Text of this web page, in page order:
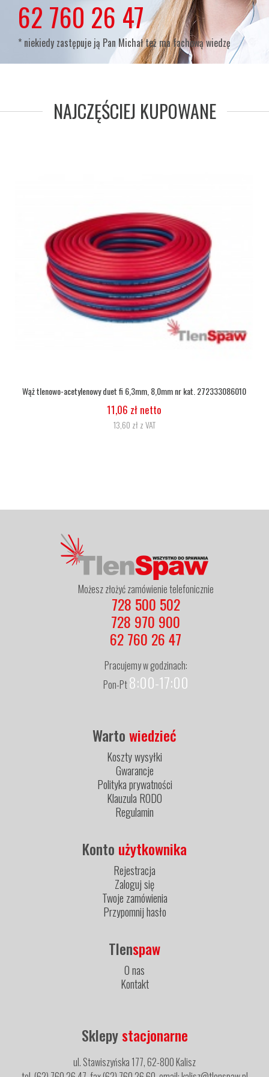
lub
62 760 26 47
* niekiedy zastępuje ją Pan Michał też ma fachową wiedzę
NAJCZĘŚCIEJ KUPOWANE
Wąż tlenowy fi 6,3
5,07 zł netto
6,24 zł z VAT
Możesz złożyć zamówienie telefonicznie
728 500 502
728 970 900
62 760 26 47
Pracujemy w godzinach:
Pon-Pt8:00-17:00
Wartowiedzieć
Koszty wysyłki
Gwarancje
Polityka prywatności
Klauzula RODO
Regulamin
Konto użytkownika
Rejestracja
Zaloguj się
Twoje zamówienia
Przypomnij hasło
Tlenspaw
O nas
Kontakt
Sklepystacjonarne
ul. Stawiszyńska 177, 62-800 Kalisz